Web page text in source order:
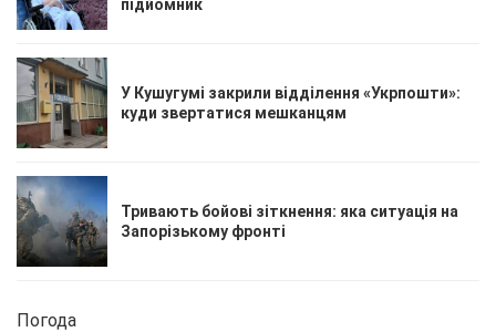
підйомник
У Кушугумі закрили відділення «Укрпошти»:
куди звертатися мешканцям
Тривають бойові зіткнення: яка ситуація на
Запорізькому фронті
Погода